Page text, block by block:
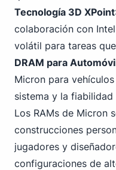
Tecnología 3D XPoint
colaboración con Intel
volátil para tareas
DRAM para
Micron para
sistema y la
Los RAMs de Micron
construcciones
jugadores y
configuraciones de